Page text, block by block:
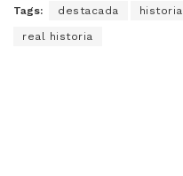
Tags: destacada historia
real historia